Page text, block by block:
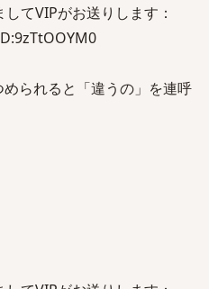
てVIPがお送りします：
られると「違うの」を連呼